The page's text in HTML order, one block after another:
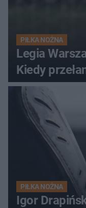
PIŁKA NOŻNA
Legia
Kiedy
PIŁKA NOŻNA
Igor